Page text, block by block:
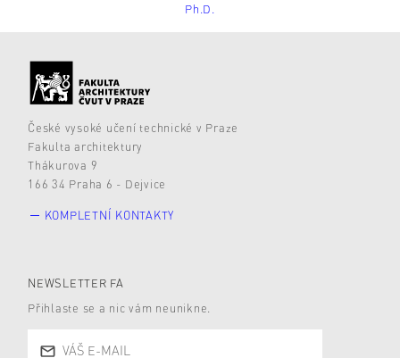
Ph.D.
České vysoké učení technické v Praze
Fakulta architektury
Thákurova 9
166 34 Praha 6 - Dejvice
KOMPLETNÍ KONTAKTY
NEWSLETTER FA
Přihlaste se a nic vám neunikne.